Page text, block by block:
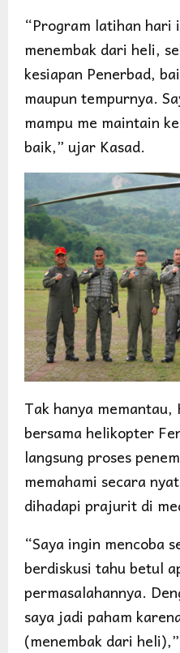
“Program latihan hari
menembak dari heli,
kesiapan Penerbad,
maupun tempurnya.
mampu me maintain
baik,” ujar Kasad.
Tak hanya
bersama helikopter
langsung proses
memahami secara
dihadapi prajurit di
“Saya ingin mencoba
berdiskusi tahu betul
permasalahannya.
saya jadi paham
(menembak dari